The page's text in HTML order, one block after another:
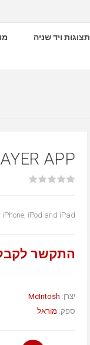
תצוגות ויד שניה
APP
iPod and iPad
התקשר
יצרן: McIntosh
ספק: מוראל